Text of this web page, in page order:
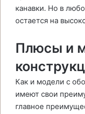
канавки. Но в
остается на
Плюсы и
Как и модели с
имеют свои
главное